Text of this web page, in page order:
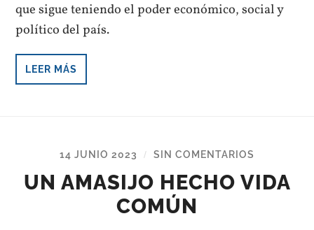
que sigue teniendo el poder económico, social y
político del país.
LEER MÁS
14 JUNIO 2023 / SIN COMENTARIOS
UN AMASIJO HECHO VIDA
COMÚN